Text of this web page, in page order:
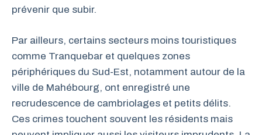
prévenir que subir.
Par ailleurs, certains secteurs moins touristiques
comme Tranquebar et quelques zones
périphériques du Sud-Est, notamment autour de la
ville de Mahébourg, ont enregistré une
recrudescence de cambriolages et petits délits.
Ces crimes touchent souvent les résidents mais